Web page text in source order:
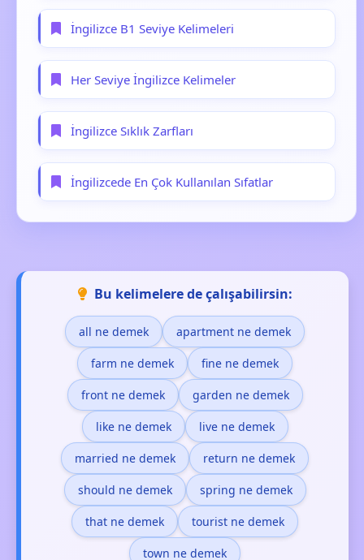
İngilizce B1 Seviye Kelimeleri
Her Seviye İngilizce Kelimeler
İngilizce Sıklık Zarfları
İngilizcede En Çok Kullanılan Sıfatlar
Bu kelimelere de çalışabilirsin:
all ne demek apartment ne demek
farm ne demek fine ne demek
front ne demek garden ne demek
like ne demek live ne demek
married ne demek return ne demek
should ne demek spring ne demek
that ne demek tourist ne demek
town ne demek